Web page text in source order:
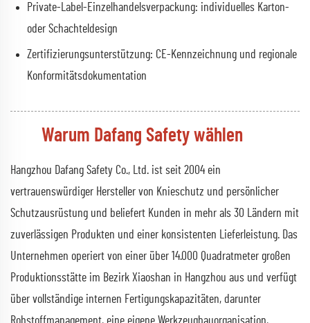
Private-Label-Einzelhandelsverpackung: individuelles Karton-
oder Schachteldesign
Zertifizierungsunterstützung: CE-Kennzeichnung und regionale
Konformitätsdokumentation
Warum Dafang Safety wählen
Hangzhou Dafang Safety Co., Ltd. ist seit 2004 ein
vertrauenswürdiger Hersteller von Knieschutz und persönlicher
Schutzausrüstung und beliefert Kunden in mehr als 30 Ländern mit
zuverlässigen Produkten und einer konsistenten Lieferleistung. Das
Unternehmen operiert von einer über 14.000 Quadratmeter großen
Produktionsstätte im Bezirk Xiaoshan in Hangzhou aus und verfügt
über vollständige internen Fertigungskapazitäten, darunter